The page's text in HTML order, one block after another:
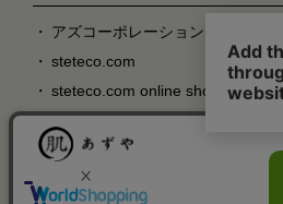
アズコーポレーション
steteco.com
steteco.com online shop
粋肌着
肌ごころ
巻ing